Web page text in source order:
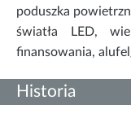
poduszka
światła LED,
finansowania,
Historia